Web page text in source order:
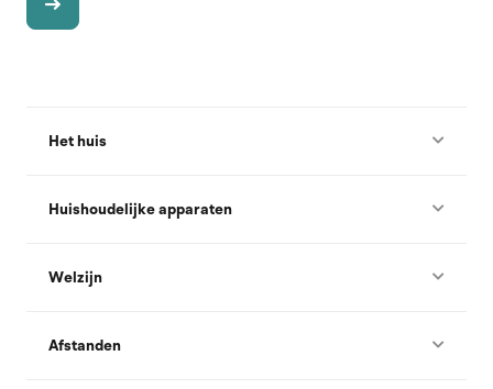
Het huis
Huishoudelijke apparaten
Welzijn
Afstanden